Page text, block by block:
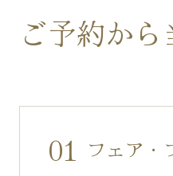
ご予約か
01 フェア・